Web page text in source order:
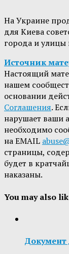
На Украине
для Киева
города и улицы
Источник
Настоящий
нашем
основании
Соглашения.
нарушает ваши
необходимо
на EMAIL
страницы,
будет в
наказаны.
You may also
Документ